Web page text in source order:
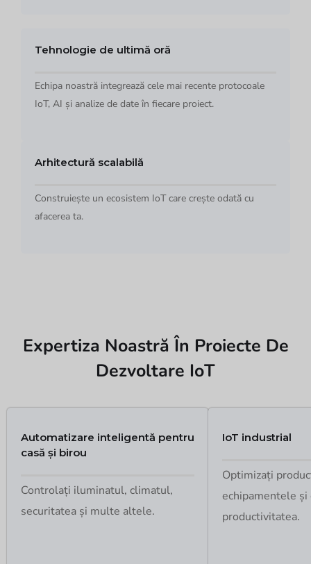
Tehnologie de ultimă oră
Echipa noastră integrează cele mai recente protocoale
IoT, AI și analize de date în fiecare proiect.
Arhitectură scalabilă
Construiește un ecosistem IoT care crește odată cu
afacerea ta.
Expertiza Noastră În Proiecte De
Dezvoltare IoT
Automatizare inteligentă pentru
casă și birou
Controlați iluminatul, climatul,
securitatea și multe altele.
IoT industrial
Optimizați
echipamentele
productivitatea.